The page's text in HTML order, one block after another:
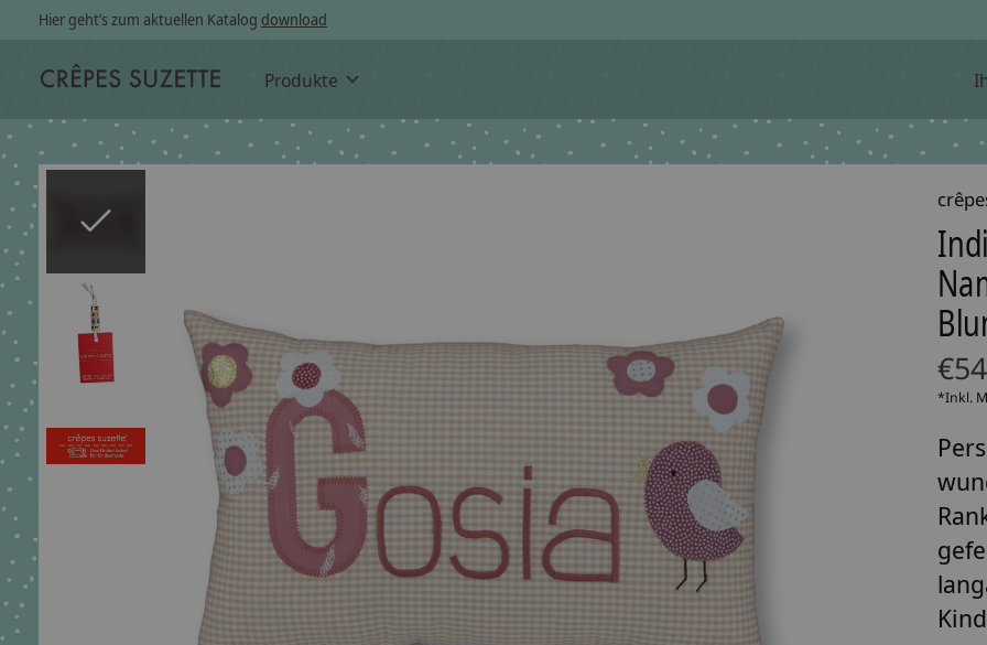
Hier geht’s zum aktuellen Katalog download
Produkte
*Inkl.